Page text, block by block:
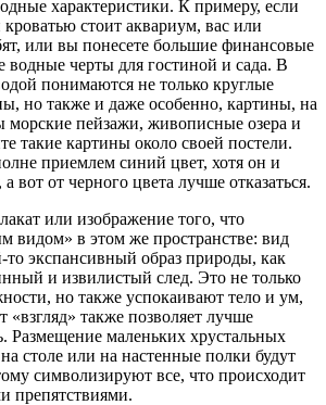
характеристики. К примеру, если
стоит аквариум, вас или
или вы понесете большие финансовые
водные черты для гостиной и сада. В
понимаются не только круглые
но также и даже особенно, картины, на
морские пейзажи, живописные озера и
такие картины около своей постели.
приемлем синий цвет, хотя он и
вот от черного цвета лучше отказаться.
или изображение того, что
видом» в этом же пространстве: вид
то экспансивный образ природы, как
и извилистый след. Это не только
но также успокаивают тело и ум,
«взгляд» также позволяет лучше
Размещение маленьких хрустальных
столе или на настенные полки будут
символизируют все, что происходит
препятствиями.